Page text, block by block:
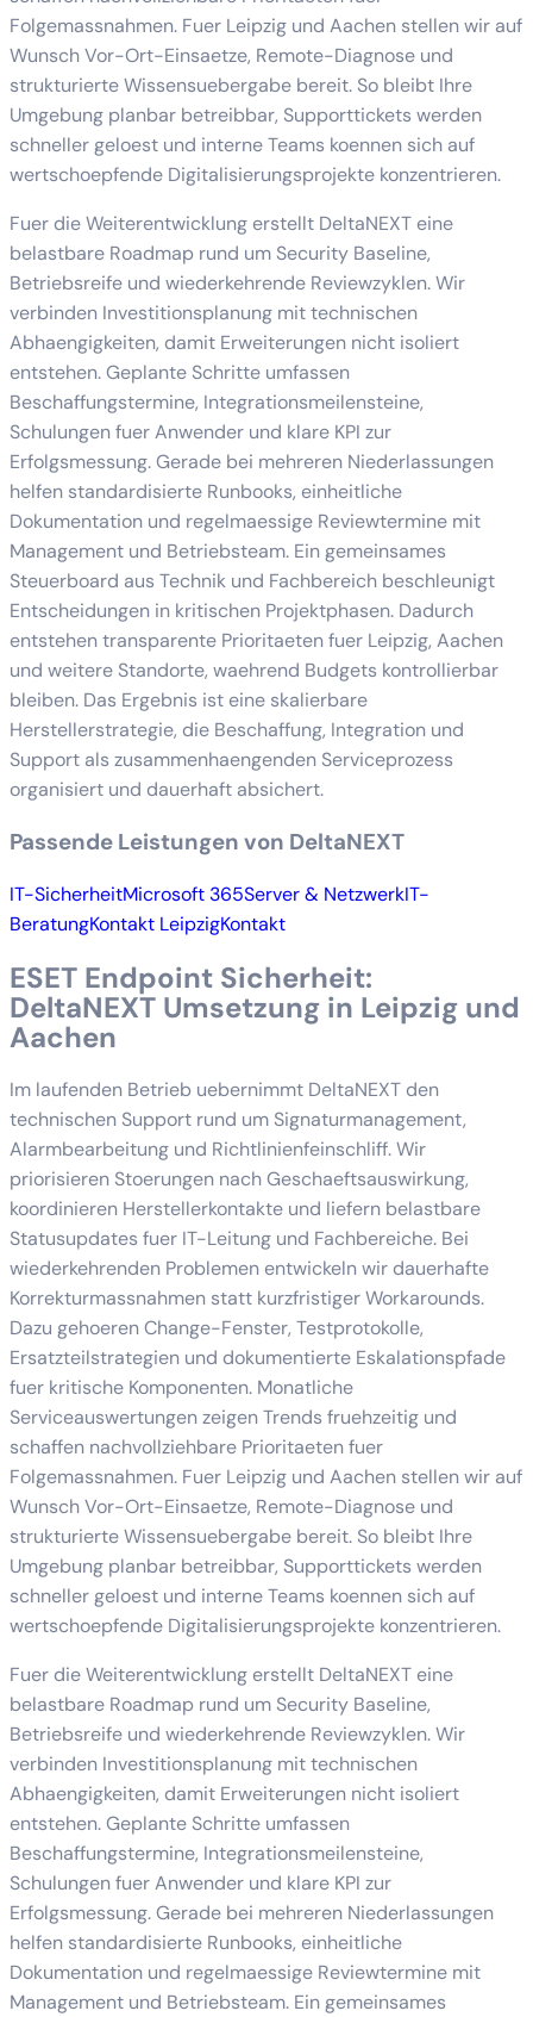
Folgemassnahmen. Fuer Leipzig und Aachen stellen wir auf
Wunsch Vor-Ort-Einsaetze, Remote-Diagnose und
strukturierte Wissensuebergabe bereit. So bleibt Ihre
Umgebung planbar betreibbar, Supporttickets werden
schneller geloest und interne Teams koennen sich auf
wertschoepfende Digitalisierungsprojekte konzentrieren.
Fuer die Weiterentwicklung erstellt DeltaNEXT eine
belastbare Roadmap rund um Security Baseline,
Betriebsreife und wiederkehrende Reviewzyklen. Wir
verbinden Investitionsplanung mit technischen
Abhaengigkeiten, damit Erweiterungen nicht isoliert
entstehen. Geplante Schritte umfassen
Beschaffungstermine, Integrationsmeilensteine,
Schulungen fuer Anwender und klare KPI zur
Erfolgsmessung. Gerade bei mehreren Niederlassungen
helfen standardisierte Runbooks, einheitliche
Dokumentation und regelmaessige Reviewtermine mit
Management und Betriebsteam. Ein gemeinsames
Steuerboard aus Technik und Fachbereich beschleunigt
Entscheidungen in kritischen Projektphasen. Dadurch
entstehen transparente Prioritaeten fuer Leipzig, Aachen
und weitere Standorte, waehrend Budgets kontrollierbar
bleiben. Das Ergebnis ist eine skalierbare
Herstellerstrategie, die Beschaffung, Integration und
Support als zusammenhaengenden Serviceprozess
organisiert und dauerhaft absichert.
Passende Leistungen von DeltaNEXT
IT-SicherheitMicrosoft 365Server & NetzwerkIT-
BeratungKontakt LeipzigKontakt
ESET Endpoint Sicherheit:
DeltaNEXT Umsetzung in Leipzig und
Aachen
Im laufenden Betrieb uebernimmt DeltaNEXT den
technischen Support rund um Signaturmanagement,
Alarmbearbeitung und Richtlinienfeinschliff. Wir
priorisieren Stoerungen nach Geschaeftsauswirkung,
koordinieren Herstellerkontakte und liefern belastbare
Statusupdates fuer IT-Leitung und Fachbereiche. Bei
wiederkehrenden Problemen entwickeln wir dauerhafte
Korrekturmassnahmen statt kurzfristiger Workarounds.
Dazu gehoeren Change-Fenster, Testprotokolle,
Ersatzteilstrategien und dokumentierte Eskalationspfade
fuer kritische Komponenten. Monatliche
Serviceauswertungen zeigen Trends fruehzeitig und
schaffen nachvollziehbare Prioritaeten fuer
Folgemassnahmen. Fuer Leipzig und Aachen stellen wir auf
Wunsch Vor-Ort-Einsaetze, Remote-Diagnose und
strukturierte Wissensuebergabe bereit. So bleibt Ihre
Umgebung planbar betreibbar, Supporttickets werden
schneller geloest und interne Teams koennen sich auf
wertschoepfende Digitalisierungsprojekte konzentrieren.
Fuer die Weiterentwicklung erstellt DeltaNEXT eine
belastbare Roadmap rund um Security Baseline,
Betriebsreife und wiederkehrende Reviewzyklen. Wir
verbinden Investitionsplanung mit technischen
Abhaengigkeiten, damit Erweiterungen nicht isoliert
entstehen. Geplante Schritte umfassen
Beschaffungstermine, Integrationsmeilensteine,
Schulungen fuer Anwender und klare KPI zur
Erfolgsmessung. Gerade bei mehreren Niederlassungen
helfen standardisierte Runbooks, einheitliche
Dokumentation und regelmaessige Reviewtermine mit
Management und Betriebsteam. Ein gemeinsames